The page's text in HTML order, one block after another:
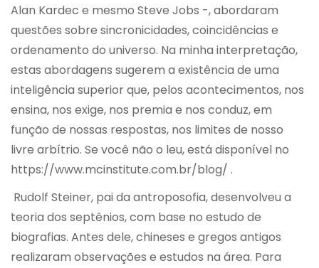
Alan Kardec e mesmo Steve Jobs -, abordaram
questões sobre sincronicidades, coincidências e
ordenamento do universo. Na minha interpretação,
estas abordagens sugerem a existência de uma
inteligência superior que, pelos acontecimentos, nos
ensina, nos exige, nos premia e nos conduz, em
função de nossas respostas, nos limites de nosso
livre arbítrio. Se você não o leu, está disponível no
https://www.mcinstitute.com.br/blog/ .
Rudolf Steiner, pai da antroposofia, desenvolveu a
teoria dos septênios, com base no estudo de
biografias. Antes dele, chineses e gregos antigos
realizaram observações e estudos na área. Para